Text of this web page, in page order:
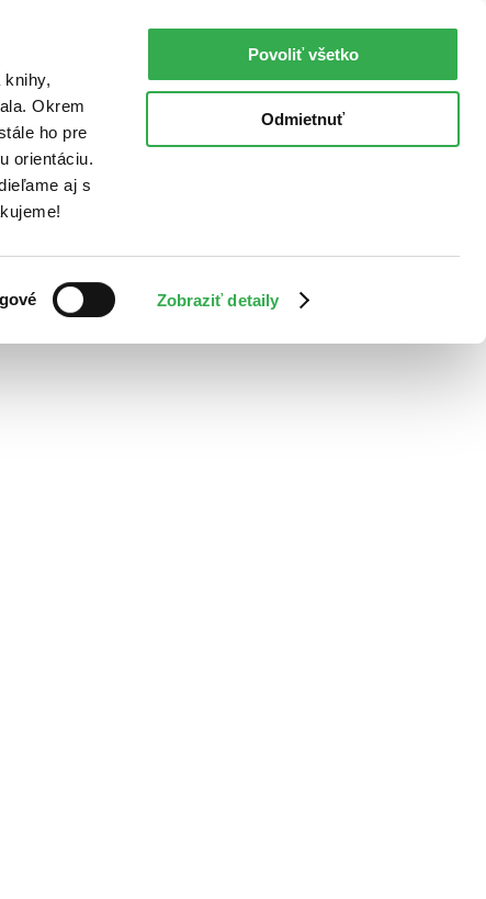
knihy,
Okrem
ho pre
orientáciu.
aj s
Zobraziť detaily
Povoliť všetko
Odmietnuť